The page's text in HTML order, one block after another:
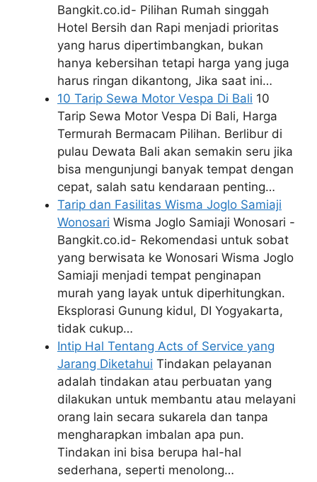
Bangkit.co.id- Pilihan Rumah singgah
Hotel Bersih dan Rapi menjadi prioritas
yang harus dipertimbangkan, bukan
hanya kebersihan tetapi harga yang juga
harus ringan dikantong, Jika saat ini…
10 Tarip Sewa Motor Vespa Di Bali 10
Tarip Sewa Motor Vespa Di Bali, Harga
Termurah Bermacam Pilihan. Berlibur di
pulau Dewata Bali akan semakin seru jika
bisa mengunjungi banyak tempat dengan
cepat, salah satu kendaraan penting…
Tarip dan Fasilitas Wisma Joglo Samiaji
Wonosari Wisma Joglo Samiaji Wonosari -
Bangkit.co.id- Rekomendasi untuk sobat
yang berwisata ke Wonosari Wisma Joglo
Samiaji menjadi tempat penginapan
murah yang layak untuk diperhitungkan.
Eksplorasi Gunung kidul, DI Yogyakarta,
tidak cukup…
Intip Hal Tentang Acts of Service yang
Jarang Diketahui Tindakan pelayanan
adalah tindakan atau perbuatan yang
dilakukan untuk membantu atau melayani
orang lain secara sukarela dan tanpa
mengharapkan imbalan apa pun.
Tindakan ini bisa berupa hal-hal
sederhana, seperti menolong…